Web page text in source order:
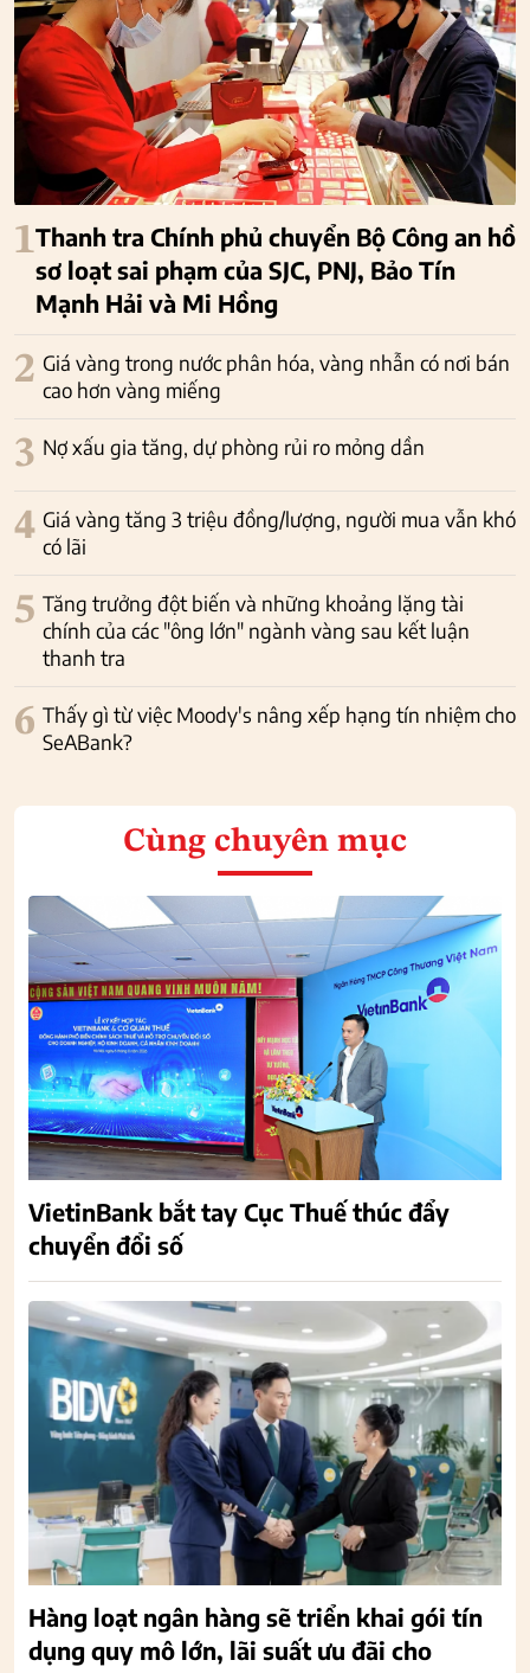
1Thanh tra Chính phủ chuyển Bộ Công an hồ
sơ loạt sai phạm của SJC, PNJ, Bảo Tín
Mạnh Hải và Mi Hồng
2 Giá vàng trong nước phân hóa, vàng nhẫn có nơi bán
cao hơn vàng miếng
3 Nợ xấu gia tăng, dự phòng rủi ro mỏng dần
4 Giá vàng tăng 3 triệu đồng/lượng, người mua vẫn khó
có lãi
5 Tăng trưởng đột biến và những khoảng lặng tài
chính của các "ông lớn" ngành vàng sau kết luận
thanh tra
6 Thấy gì từ việc Moody's nâng xếp hạng tín nhiệm cho
SeABank?
Cùng chuyên mục
VietinBank bắt tay Cục Thuế thúc đẩy
chuyển đổi số
Hàng loạt ngân hàng sẽ triển khai gói tín
dụng quy mô lớn, lãi suất ưu đãi cho